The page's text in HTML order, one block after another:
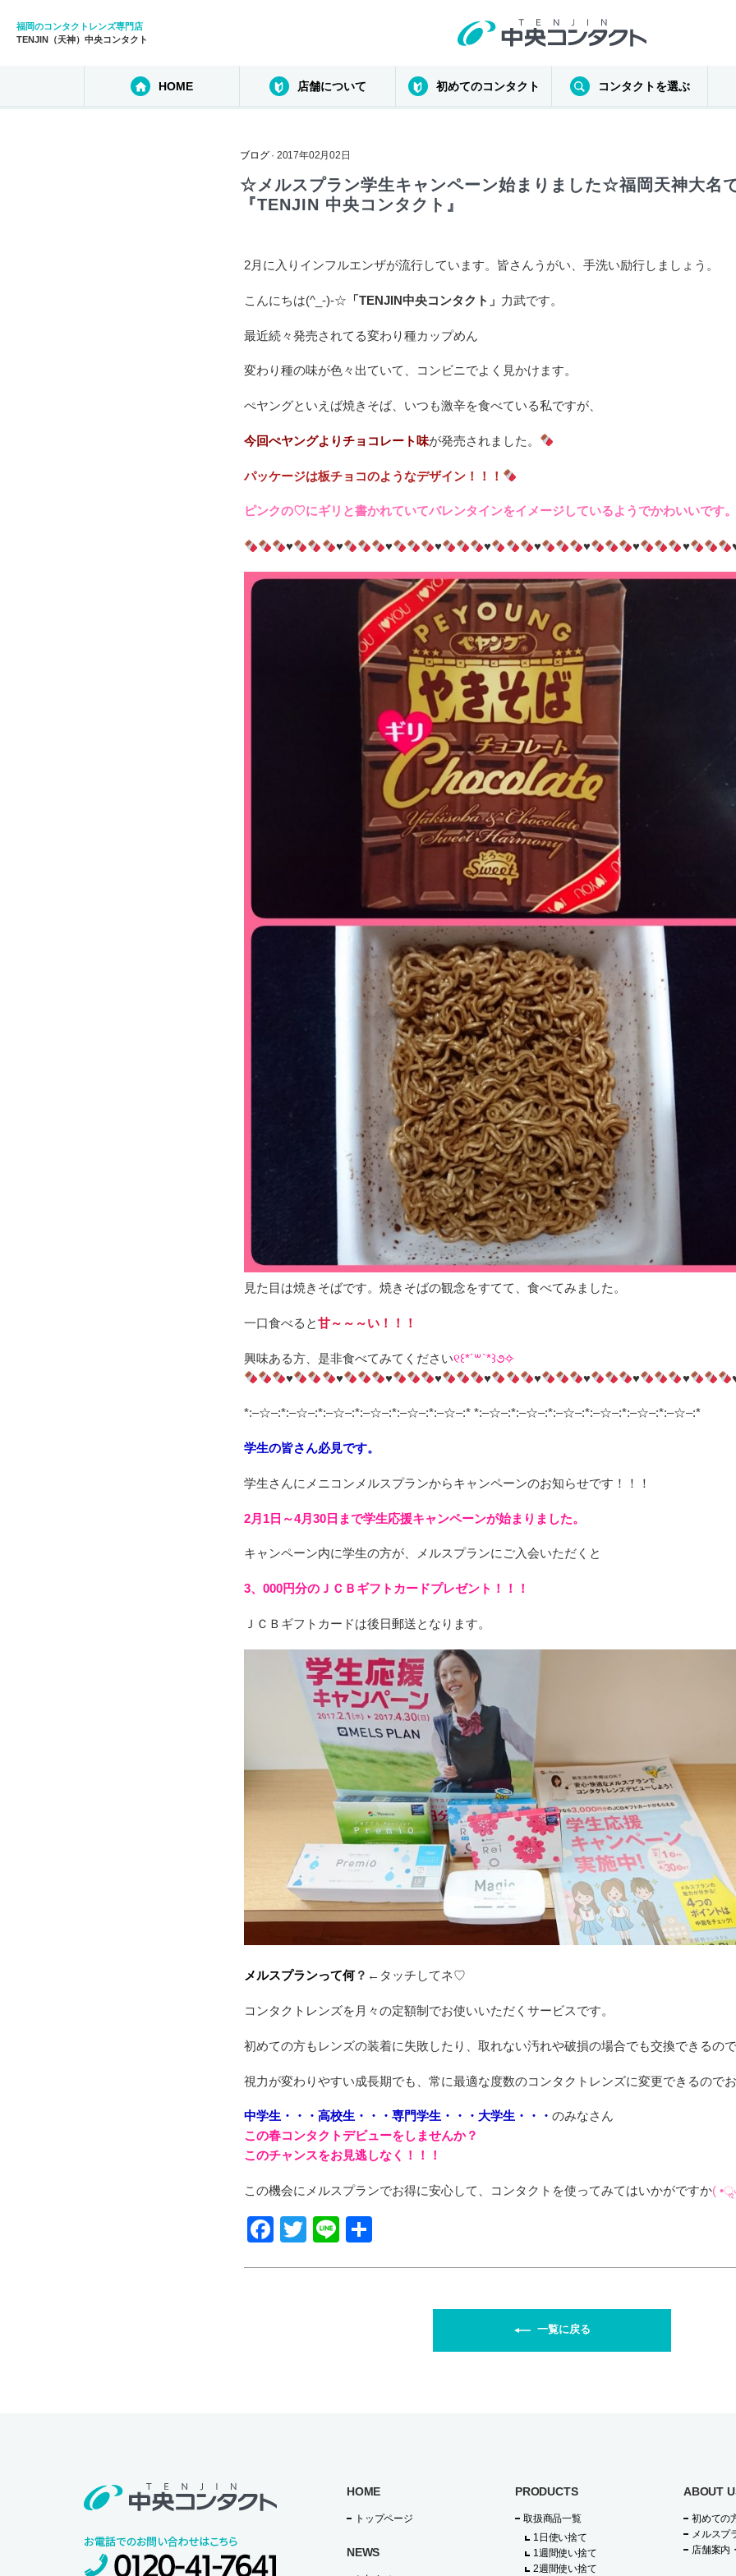
福岡のコンタクトレンズ専門店
TENJIN（天神）中央コンタクト
HOME 店舗について 初めてのコンタクト コンタクトを選ぶ
ブログ· 2017年02月02日
☆メルスプラン学生キャンペーン始まりました☆福岡天神大名
『TENJIN 中央コンタクト』
2月に入りインフルエンザが流行しています。皆さんうがい、手洗い励行しましょう。
こんにちは(^_-)-☆ 「TENJIN中央コンタクト」 力武です。
最近続々発売されてる変わり種カップめん
変わり種の味が色々出ていて、コンビニでよく見かけます。
ぺヤングといえば焼きそば、いつも激辛を食べている私ですが、
今回ぺヤングよりチョコレート味が発売されました。
パッケージは板チョコのようなデザイン！！！
ピンクの♡にギリと書かれていてバレンタインをイメージしているようでかわいいです。
♥ ♥ ♥ ♥ ♥ ♥ ♥ ♥ ♥
見た目は焼きそばです。焼きそばの観念をすてて、食べてみました。
一口食べると甘～～～い！！！
興味ある方、是非食べてみてください୧꒰*´꒳`*꒱૭✧
♥
♥ ♥ ♥ ♥ ♥ ♥ ♥ ♥
*:–☆–:*:–☆–:*:–☆–:*:–☆–:*:–☆–:*:–☆–:* *:–☆–:*:–☆–:*:–☆–:*:–☆–:*:–☆–:*:–☆–:*
学生の皆さん必見です。
学生さんにメニコンメルスプランからキャンペーンのお知らせです！！！
2月1日～4月30日まで学生応援キャンペーンが始まりました。
キャンペーン内に学生の方が、メルスプランにご入会いただくと
3、000円分のＪＣＢギフトカードプレゼント！！！
ＪＣＢギフトカードは後日郵送となります。
メルスプランって何？ ←タッチしてネ♡
コンタクトレンズを月々の定額制でお使いいただくサービスです。
初めての方もレンズの装着に失敗したり、取れない汚れや破損の場合でも交換できるの
視力が変わりやすい成長期でも、常に最適な度数のコンタクトレンズに変更できるので
中学生・・・高校生・・・専門学生・・・大学生・・・ のみなさん
この春コンタクトデビューをしませんか？
このチャンスをお見逃しなく！！！
この機会にメルスプランでお得に安心して、コンタクトを使ってみてはいかがですか(
F
T
Li
一覧に戻る
HOME
トップページ
NEWS
PRODUCTS
取扱商品一覧
1日使い捨て
1週間使い捨て
2週間使い捨て
ABOUT
初めての
メルスプ
店舗案内